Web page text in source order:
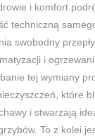
i komfort
techniczną
swobodny
i
tej wymiany
które
i stwarzają
To z kolei